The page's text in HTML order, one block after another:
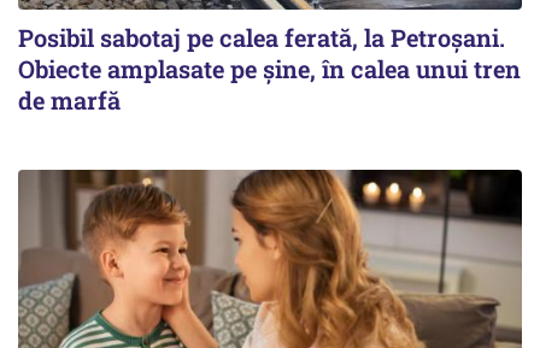
Posibil sabotaj pe calea ferată, la Petroșani.
Obiecte amplasate pe șine, în calea unui tren
de marfă